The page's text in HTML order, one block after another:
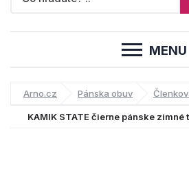
MENU
Arno.cz Pánska obuv
KAMIK STATE čierne pánske zimné